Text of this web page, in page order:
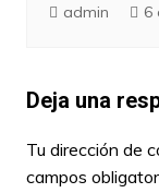
admin 6
Deja una
Tu dirección de
campos